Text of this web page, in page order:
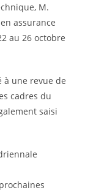
M.
assurance
au 26 octobre
à une revue de
cadres du
saisi